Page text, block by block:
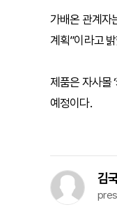
가배온 관계자
계획”이라고
제품은 자사몰
예정이다.
김